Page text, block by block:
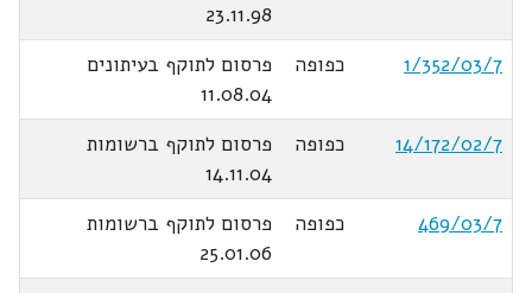
23.11.98
1/352/03/7
כפופה
פרסום לתוקף בעיתונים
11.08.04
14/172/02/7
כפופה
פרסום לתוקף ברשומות
14.11.04
469/03/7
כפופה
פרסום לתוקף ברשומות
25.01.06